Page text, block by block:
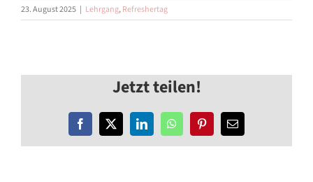
23. August 2025 Lehrgang,Refreshertag
Jetzt teilen!
Facebook
X LinkedInWhatsAppPinterest
E-